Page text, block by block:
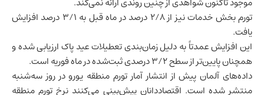
تورم بخش خدمات نیز از ۲/۸ درصد در ماه قبل به ۳/۱ درصد افزایش
یافت.
این افزایش عمدتاً به دلیل زمان‌بندی تعطیلات عید پاک ارزیابی شده و
همچنان پایین‌تر از سطح ۳/۲ درصدی ثبت‌شده در ماه فوریه است.
داده‌های آلمان پیش از انتشار آمار تورم منطقه یورو در روز سه‌شنبه
منتشر شده است. اقتصاددانان پیش‌بینی می‌کنند نرخ تورم منطقه